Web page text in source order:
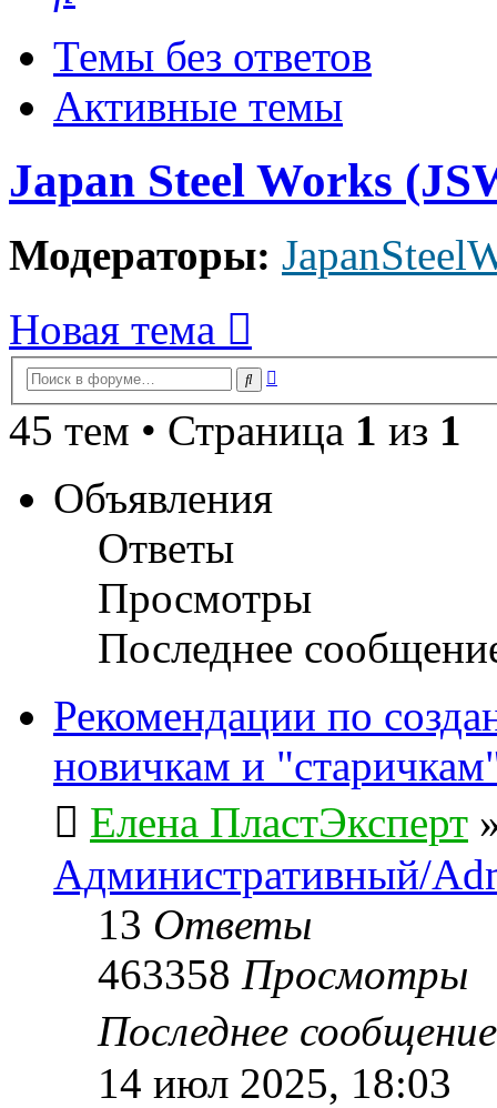
Темы без ответов
Активные темы
Japan Steel Works
Модераторы:
Новая тема
Поиск
45 тем • Страница 1 из 1
Объявления
Ответы
Просмотры
Последнее
Рекомендации по
новичкам и
Елена ПластЭксперт
Административный/
13 Ответы
463358 Просмотры
Последнее
14 июл 2025, 18:03